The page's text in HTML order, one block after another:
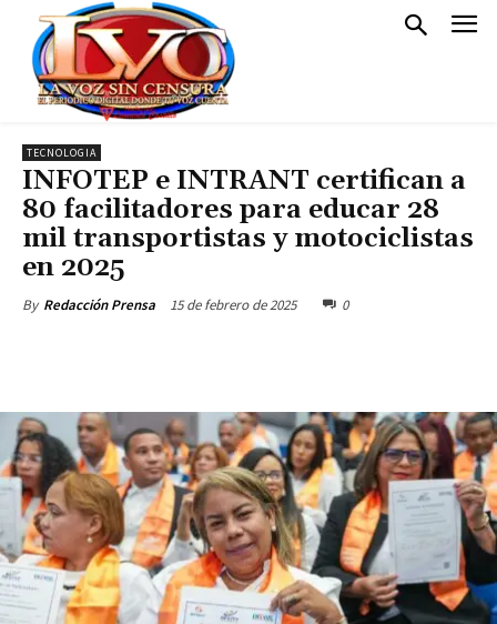
TECNOLOGIA
INFOTEP e INTRANT certifican a
80 facilitadores para educar 28
mil transportistas y motociclistas
en 2025
By Redacción Prensa 15 de febrero de 2025 0